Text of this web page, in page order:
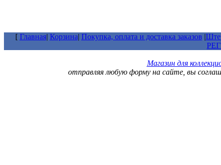
[ Главная| Корзина| Покупка, оплата и доставка заказов |
Магазин для
отправляя любую форму на сайте, вы